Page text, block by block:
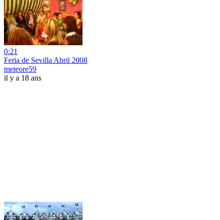
0:21
Feria de Sevilla Abril 2008
meteore59
il y a 18 ans